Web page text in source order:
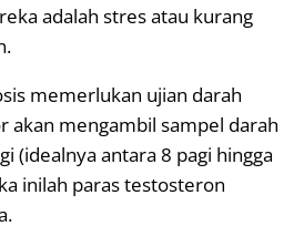
adalah stres atau kurang
memerlukan ujian darah
akan mengambil sampel darah
(idealnya antara 8 pagi hingga
inilah paras testosteron